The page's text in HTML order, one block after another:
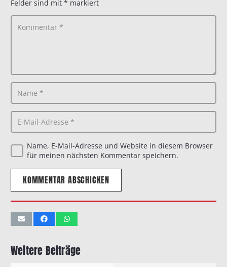
Felder sind mit * markiert
Name, E-Mail-Adresse und Website in diesem Browser
für meinen nächsten Kommentar speichern.
KOMMENTAR ABSCHICKEN
Weitere Beiträge